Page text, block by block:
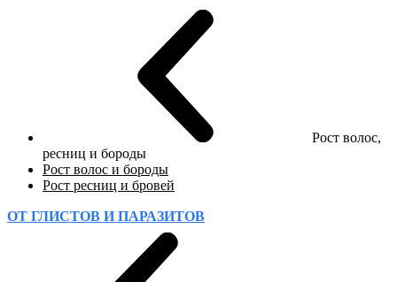
Рост волос,
ресниц и бороды
Рост волос и бороды
Рост ресниц и бровей
ОТ ГЛИСТОВ И ПАРАЗИТОВ